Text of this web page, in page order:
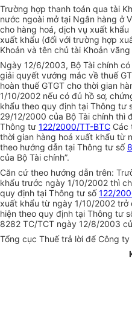
Trường hợp thanh toán qua tài
nước ngoài mở tại Ngân hàng ở
cho hàng hoá, dịch vụ xuất
xuất khẩu (đối với trường hợp
Khoản và tên chủ tài Khoản
Ngày 12/6/2003, Bộ Tài chính
giải quyết vướng mắc về thuế
hoàn thuế GTGT cho thời gian
1/10/2002 nếu có đủ hồ sơ,
khẩu theo quy định tại Thông tư
29/12/2000 của Bộ Tài chính thì
Thông tư 122/2000/TT-BTC Các
thời gian hàng hoá xuất khẩu từ
theo hướng dẫn tại Thông tư số
của Bộ Tài chính”.
Căn cứ theo hướng dẫn trên:
khẩu trước ngày 1/10/2002 thì
quy định tại Thông tư số122/
xuất khẩu từ ngày 1/10/2002
hiện theo quy định tại Thông tư
8282 TC/TCT ngày 12/8/2003
Tổng cục Thuế trả lời để Công